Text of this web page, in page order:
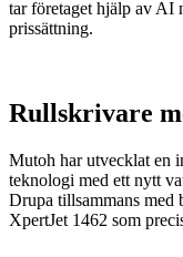
tar företaget hjälp av AI
prissättning.
Rullskrivare
Mutoh har utvecklat en
teknologi med ett nytt
Drupa tillsammans med
XpertJet 1462 som